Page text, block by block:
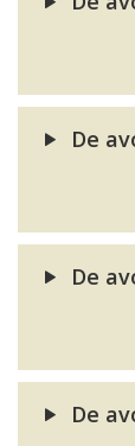
De
De
De